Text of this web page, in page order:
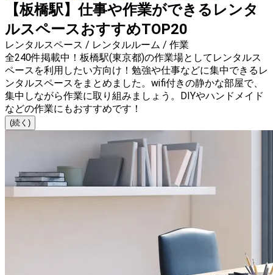
【板橋駅】仕事や作業ができるレンタ
ルスペースおすすめTOP20
レンタルスペース / レンタルルーム / 作業
全240件掲載中！板橋駅(東京都)の作業場としてレンタルス
ペースを利用したい方向け！勉強や仕事などに集中できるレ
ンタルスペースをまとめました。wifi付きの静かな部屋で、
集中しながら作業に取り組みましょう。DIYやハンドメイド
などの作業にもおすすめです！
(続く)